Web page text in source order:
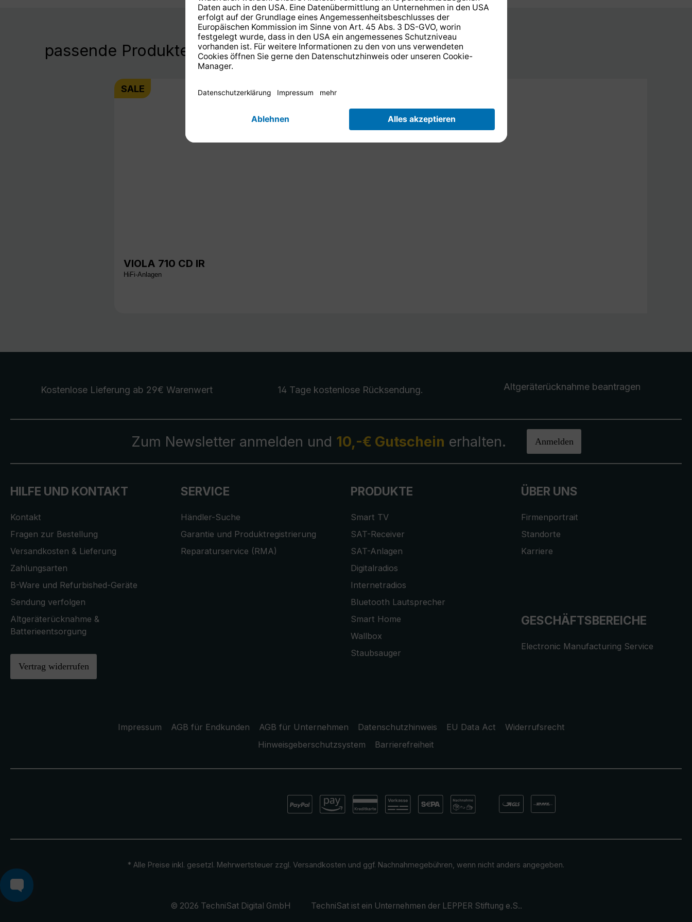
passende Produkte
SALE
VIOLA 710 CD IR
HiFi-Anlagen
Kostenlose Lieferung ab 29€ Warenwert 14 Tage kostenlose Rücksendung. Altgeräterücknahme beantragen
Zum Newsletter anmelden und 10,-€ Gutschein erhalten. Anmelden
HILFE UND KONTAKT
Kontakt
Fragen zur Bestellung
Versandkosten & Lieferung
Zahlungsarten
B-Ware und Refurbished-Geräte
Sendung verfolgen
Altgeräterücknahme &
Batterieentsorgung
Vertrag widerrufen
SERVICE
Händler-Suche
Garantie und Produktregistrierung
Reparaturservice (RMA)
PRODUKTE
Smart TV
SAT-Receiver
SAT-Anlagen
Digitalradios
Internetradios
Bluetooth Lautsprecher
Smart Home
Wallbox
Staubsauger
ÜBER UNS
Firmenportrait
Standorte
Karriere
GESCHÄFTSBEREICHE
Electronic Manufacturing Service
Impressum AGB für Endkunden AGB für Unternehmen Datenschutzhinweis EU Data Act
Widerrufsrecht
Hinweisgeberschutzsystem
Barrierefreiheit
* Alle Preise inkl. gesetzl. Mehrwertsteuer zzgl. Versandkosten und ggf. Nachnahmegebühren, wenn nicht anders angegeben.
© 2026 TechniSat Digital GmbH TechniSat ist ein Unternehmen der LEPPER Stiftung e.S..